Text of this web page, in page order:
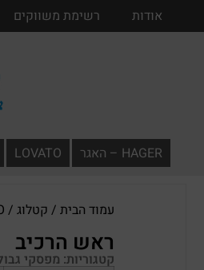
אודות רשימת משווקים
HAGER – האגר LOVATO
אודות רשימת
עמוד הבית / קטלוג /
ראש הרכיב
קטגוריות: מפסקי